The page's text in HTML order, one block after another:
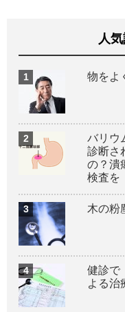
人
物をよ
バリウ
診断さ
の？潰
検査を
木の粉
健診で
よる治